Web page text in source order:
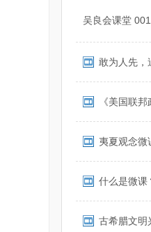
吴良会课堂
敢为人先，
《美国联
夷夏观念微
什么是微课
古希腊文明